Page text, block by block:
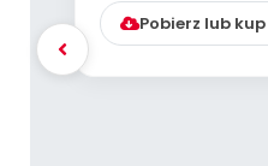
Pobierz lub kup